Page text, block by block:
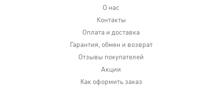
О нас
Контакты
Оплата и доставка
Гарантия, обмен и возврат
Отзывы покупателей
Акции
Как оформить заказ